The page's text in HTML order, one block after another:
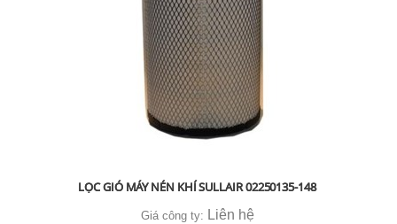
LỌC GIÓ MÁY NÉN KHÍ SULLAIR 02250135-148
Giá công ty: Liên hệ